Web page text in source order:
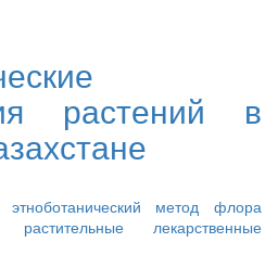
растений в
этноботанический метод флора
растительные лекарственные